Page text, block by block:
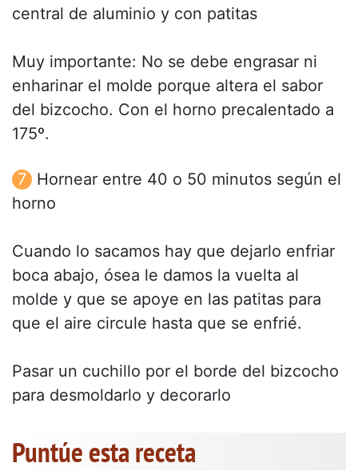
central de aluminio y con patitas
Muy importante: No se debe engrasar ni
enharinar el molde porque altera el sabor
del bizcocho. Con el horno precalentado a
175º.
Hornear entre 40 o 50 minutos según el
horno
Cuando lo sacamos hay que dejarlo enfriar
boca abajo, ósea le damos la vuelta al
molde y que se apoye en las patitas para
que el aire circule hasta que se enfrié.
Pasar un cuchillo por el borde del bizcocho
para desmoldarlo y decorarlo
Puntúe esta receta